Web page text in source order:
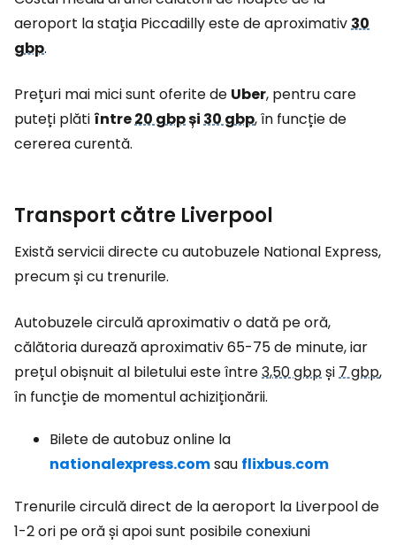
aeroport la stația Piccadilly este de aproximativ30
gbp.
Prețuri mai mici sunt oferite de Uber, pentru care
puteți plăti între20 gbpși30 gbp, în funcție de
cererea curentă.
Transport către Liverpool
Există servicii directe cu autobuzele National Express,
precum și cu trenurile.
Autobuzele circulă aproximativ o dată pe oră,
călătoria durează aproximativ 65-75 de minute, iar
prețul obișnuit al biletului este între3,50 gbpși7 gbp,
în funcție de momentul achiziționării.
Bilete de autobuz online la
nationalexpress.comsau flixbus.com
Trenurile circulă direct de la aeroport la Liverpool de
1-2 ori pe oră și apoi sunt posibile conexiuni